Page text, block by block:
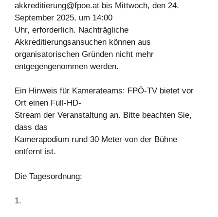
akkreditierung@fpoe.at bis Mittwoch, den 24.
September 2025, um 14:00
Uhr, erforderlich. Nachträgliche
Akkreditierungsansuchen können aus
organisatorischen Gründen nicht mehr
entgegengenommen werden.
Ein Hinweis für Kamerateams: FPÖ-TV bietet vor
Ort einen Full-HD-
Stream der Veranstaltung an. Bitte beachten Sie,
dass das
Kamerapodium rund 30 Meter von der Bühne
entfernt ist.
Die Tagesordnung:
1.